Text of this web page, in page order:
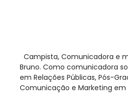
Campista, Comunicadora e
Bruno. Como comunicadora
em Relações Públicas, Pós-
Comunicação e Marketing em